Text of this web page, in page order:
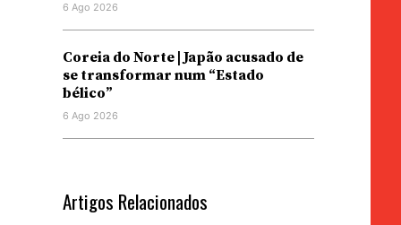
6 Ago 2026
Coreia do Norte | Japão acusado de
se transformar num “Estado
bélico”
6 Ago 2026
Artigos Relacionados